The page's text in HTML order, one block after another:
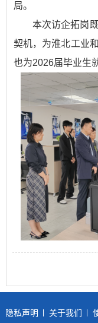
局。
本次访企拓岗
契机，为淮北工业
也为2026届毕业生
隐私声明 关于我们